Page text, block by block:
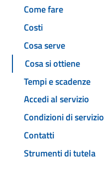
Come fare
Costi
Cosa serve
Cosa si ottiene
Tempi e scadenze
Accedi al servizio
Condizioni di servizio
Contatti
Strumenti di tutela